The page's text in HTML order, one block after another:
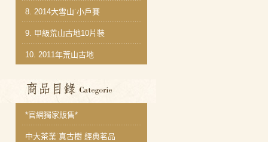
8. 2014大雪山˙小戶賽
9. 甲級荒山古地10片裝
10. 2011年荒山古地
商品分類目錄
*官網獨家販售*
中大茶業˙真古樹 經典茗品